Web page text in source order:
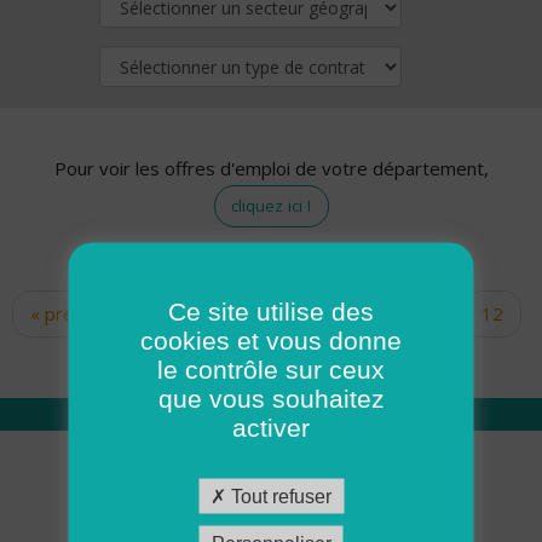
Pour voir les offres d'emploi de votre département,
cliquez ici !
Pages
« premier ‹ précédent … 10
12
14 15 16 17
Qui sommes nous
Académie ADMR
Ce site utilise des
cookies et vous donne
le contrôle sur ceux
que vous souhaitez
activer
Tout refuser